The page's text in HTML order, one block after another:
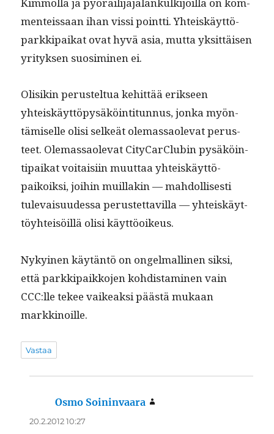
menteis­saan ihan vis­si point­ti. Yhteiskäyt­tö­
parkkipaikat ovat hyvä asia, mut­ta yksit­täisen
yri­tyk­sen suosimi­nen ei.
Olisikin perustel­tua kehit­tää erik­seen
yhteiskäyt­töpysäköin­ti­tun­nus, jon­ka myön­
tämiselle olisi selkeät ole­mas­saol­e­vat perus­
teet. Ole­mas­saol­e­vat City­Car­Clu­bin pysäköin­
tipaikat voitaisi­in muut­taa yhteiskäyt­tö­
paikoik­si, joi­hin muil­lakin — mah­dol­lis­es­ti
tule­vaisu­udessa perustet­tavil­la — yhteiskäyt­
töy­hteisöil­lä olisi käyttöoikeus.
Nykyi­nen käytän­tö on ongel­malli­nen sik­si,
että parkkipaikko­jen kohdis­t­a­mi­nen vain
CCC:lle tekee vaikeak­si päästä mukaan
markkinoille.
Vastaa
Osmo Soininvaara
20.2.2012 10:27